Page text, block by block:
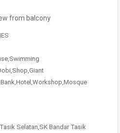
from balcony
Selatan,SK Bandar Tasik